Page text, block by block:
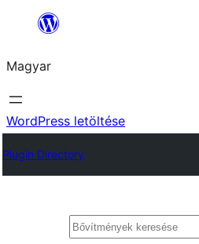
Ugrás
tartalomhoz
Magyar
WordPress letöltése
Plugin Directory
Keresés